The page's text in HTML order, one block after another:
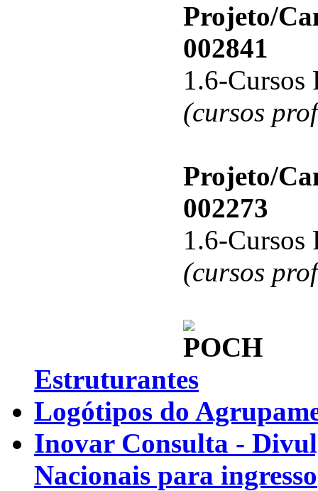
Projeto/
002841
1.6-Cursos
(cursos
Projeto/
002273
1.6-Cursos
(cursos
Estruturantes
Logótipos do
Inovar Consulta -
Nacionais para ingresso